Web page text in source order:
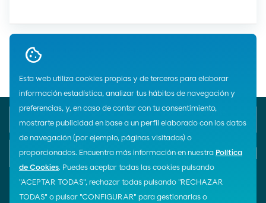
Esta web utiliza cookies propias y de terceros para elaborar
información estadística, analizar tus hábitos de navegación y
preferencias, y, en caso de contar con tu consentimiento,
mostrarte publicidad en base a un perfil elaborado con los datos
de navegación (por ejemplo, páginas visitadas) o
proporcionados. Encuentra más información en nuestra Política
de Cookies. Puedes aceptar todas las cookies pulsando
"ACEPTAR TODAS", rechazar todas pulsando "RECHAZAR
TODAS" o pulsar "CONFIGURAR" para gestionarlas o
Home Lubricantes
Teléfono de emergencia
900 33 77 33
Iniciar chat
Atención al cliente
900 100 269
¡Síguenos!